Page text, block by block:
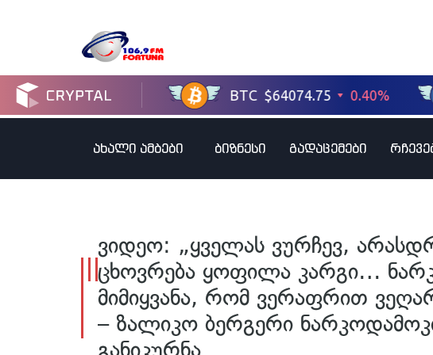
ახალი ამბები ბიზნესი გადაცემები
ვიდეო: „ყველას ვურჩევ,
ცხოვრება ყოფილა კარგი…
მიმიყვანა, რომ ვერაფრით
– ზალიკო ბერგერი